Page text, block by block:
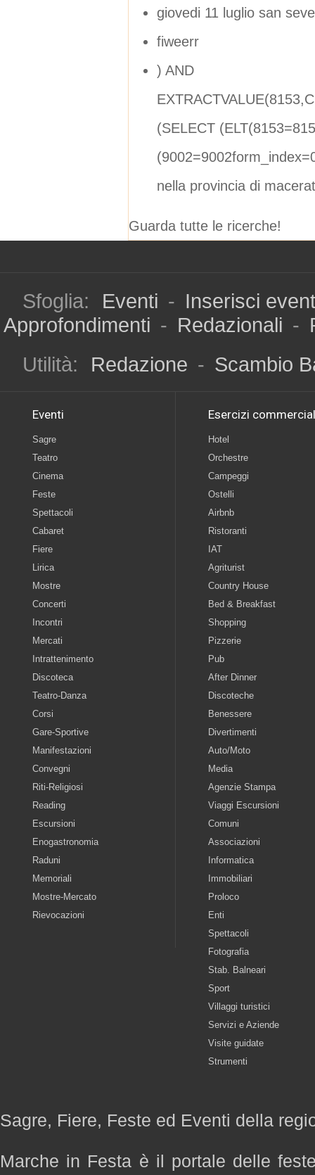
giovedi 11 luglio san
fiweerr
) AND
(SELECT
nella provincia di
Guarda tutte le ricerche!
Sfoglia: Eventi - Inserisci
Approfondimenti - Redazionali -
Utilità:
Redazione - Scambio
Eventi
Sagre
Teatro
Cinema
Feste
Spettacoli
Cabaret
Fiere
Lirica
Mostre
Concerti
Incontri
Mercati
Intrattenimento
Discoteca
Teatro-Danza
Corsi
Gare-Sportive
Manifestazioni
Convegni
Riti-Religiosi
Reading
Escursioni
Enogastronomia
Raduni
Memoriali
Mostre-Mercato
Rievocazioni
Esercizi
Hotel
Orchestre
Campeggi
Ostelli
Airbnb
Ristoranti
IAT
Agriturist
Country House
Bed & Breakfast
Shopping
Pizzerie
Pub
After Dinner
Discoteche
Benessere
Divertimenti
Auto/Moto
Media
Agenzie Stampa
Viaggi Escursioni
Comuni
Associazioni
Informatica
Immobiliari
Proloco
Enti
Spettacoli
Fotografia
Stab. Balneari
Sport
Villaggi turistici
Servizi e Aziende
Visite guidate
Strumenti
Sagre, Fiere, Feste ed Eventi della
Marche in Festa è il portale delle